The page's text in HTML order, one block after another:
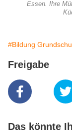
Essen. Ihre
#Bildung
Freigabe
Das könnte